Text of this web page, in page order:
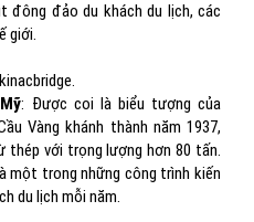
đảo du khách du lịch, các
giới.
: Được coi là biểu tượng của
Vàng khánh thành năm 1937,
thép với trọng lượng hơn 80 tấn.
một trong những công trình kiến
du lịch mỗi năm.